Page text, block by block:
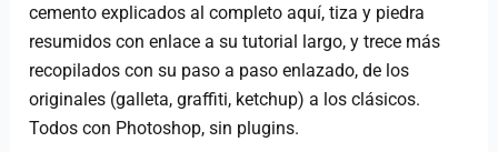
cemento explicados al completo aquí, tiza y piedra
resumidos con enlace a su tutorial largo, y trece más
recopilados con su paso a paso enlazado, de los
originales (galleta, graffiti, ketchup) a los clásicos.
Todos con Photoshop, sin plugins.